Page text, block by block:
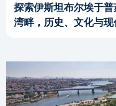
探索伊斯坦布尔埃于
湾畔，历史、文化与现